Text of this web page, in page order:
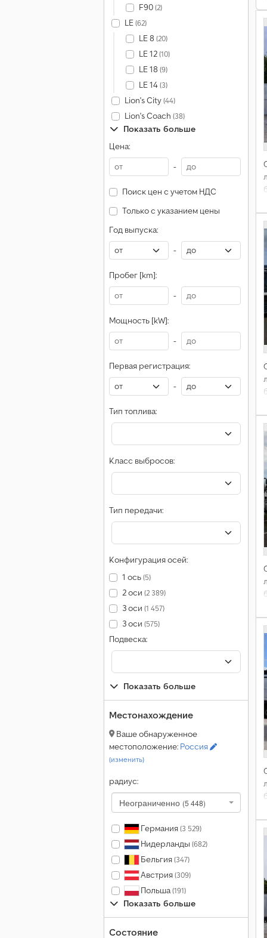
F90(2)
LE(62)
LE 8 (20)
LE 12(10)
LE 18 (9)
LE 14(3)
Lion's City(44)
Lion's Coach (38)
Показать больше
Цена:
-
Поиск цен с учетом НДС
Только с указанием цены
Год выпуска:
-
Пробег [km]:
-
Мощность [kW]:
-
Первая регистрация:
-
Тип топлива:
Класс выбросов:
Тип передачи:
Конфигурация осей:
1 ось(5)
2 оси (2 389)
3 оси (1 457)
3 оси (575)
Подвеска:
Показать больше
Местонахождение
Ваше обнаруженное
местоположение: Россия
(изменить)
радиус:
Неограниченно (5 448)
Германия(3 529)
Нидерланды (682)
Бельгия(347)
Австрия(309)
Польша(191)
Показать больше
Состояние
i
i